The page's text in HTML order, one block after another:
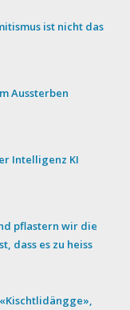
ist nicht das
Aussterben
Intelligenz KI
pflastern wir die
dass es zu heiss